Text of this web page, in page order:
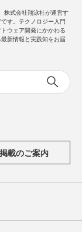
株式会社翔泳社が運営す
す。テクノロジー入門
ウェア開発にかかわる
新情報と実践知をお届
載のご案内